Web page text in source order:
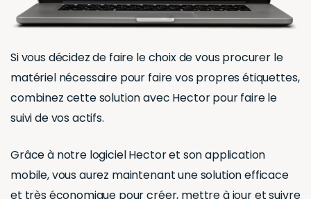
Si vous décidez de faire le choix de vous procurer le
matériel nécessaire pour faire vos propres étiquettes,
combinez cette solution avec Hector pour faire le
suivi de vos actifs.
Grâce à notre logiciel Hector et son application
mobile, vous aurez maintenant une solution efficace
et très économique pour créer, mettre à jour et suivre